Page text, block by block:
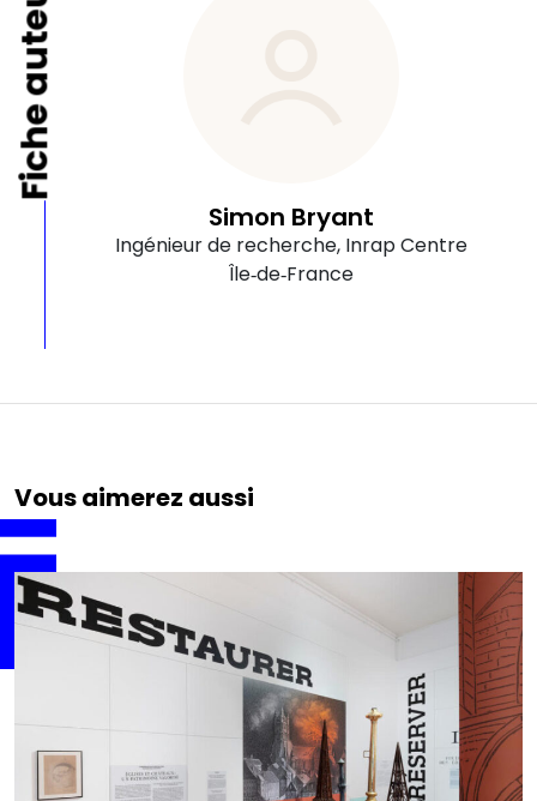
Fiche auteur
Simon Bryant
Ingénieur de recherche, Inrap Centre
Île‑de‑France
Vous aimerez aussi